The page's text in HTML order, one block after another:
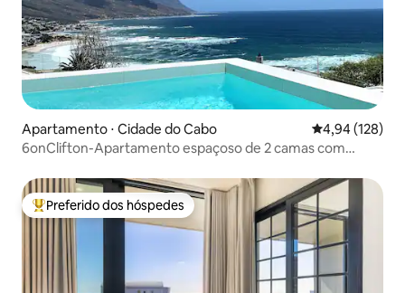
Apartamento ⋅ Cidade do Cabo 4,94 de uma
4,94 (128)
6onClifton-Apartamento espaçoso de 2 camas com
Entre os melhores preferidos dos hóspedes
Preferido dos hóspedes